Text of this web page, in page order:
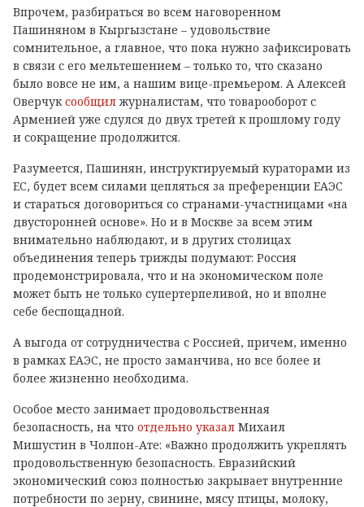
Впрочем, разбираться во всем наговоренном
Пашиняном в Кыргызстане – удовольствие
сомнительное, а главное, что пока нужно зафиксировать
в связи с его мельтешением – только то, что сказано
было вовсе не им, а нашим вице-премьером. А Алексей
Оверчук сообщил журналистам, что товарооборот с
Арменией уже сдулся до двух третей к прошлому году
и сокращение продолжится.
Разумеется, Пашинян, инструктируемый кураторами из
ЕС, будет всем силами цепляться за преференции ЕАЭС
и стараться договориться со странами-участницами «на
двусторонней основе». Но и в Москве за всем этим
внимательно наблюдают, и в других столицах
объединения теперь трижды подумают: Россия
продемонстрировала, что и на экономическом поле
может быть не только супертерпеливой, но и вполне
себе беспощадной.
А выгода от сотрудничества с Россией, причем, именно
в рамках ЕАЭС, не просто заманчива, но все более и
более жизненно необходима.
Особое место занимает продовольственная
безопасность, на что отдельно указал Михаил
Мишустин в Чолпон-Ате: «Важно продолжить укреплять
продовольственную безопасность. Евразийский
экономический союз полностью закрывает внутренние
потребности по зерну, свинине, мясу птицы, молоку,